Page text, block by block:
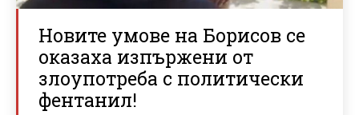
Новите умове на Борисов се
оказаха изпържени от
злоупотреба с политически
фентанил!